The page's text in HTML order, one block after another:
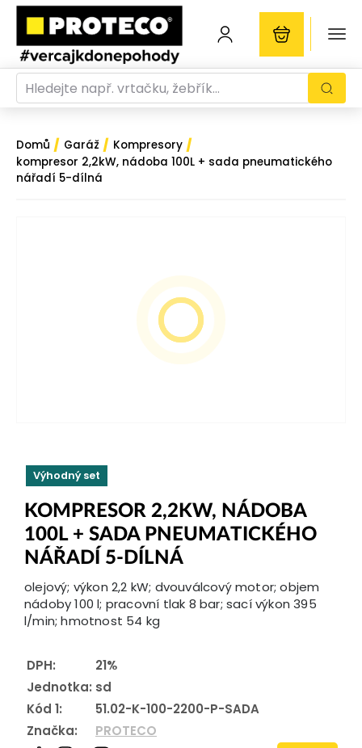
Domů / Garáž / Kompresory /
kompresor 2,2kW, nádoba 100L + sada pneumatického
nářadí 5-dílná
Výhodný set
KOMPRESOR 2,2KW, NÁDOBA
100L + SADA PNEUMATICKÉHO
NÁŘADÍ 5-DÍLNÁ
olejový; výkon 2,2 kW; dvouválcový motor; objem
nádoby 100 l; pracovní tlak 8 bar; sací výkon 395
l/min; hmotnost 54 kg
DPH:
21%
Jednotka: sd
Kód 1:
51.02-K-100-2200-P-SADA
Značka:
PROTECO